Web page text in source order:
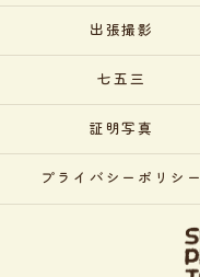
出張撮影
七五三
証明写真
プライバシーポリシー